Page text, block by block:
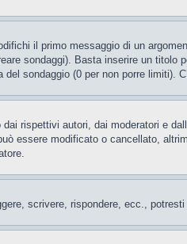
il primo messaggio di un
sondaggi). Basta inserire un titolo
sondaggio (0 per non porre limiti).
rispettivi autori, dai moderatori e
essere modificato o cancellato,
scrivere, rispondere, ecc.,